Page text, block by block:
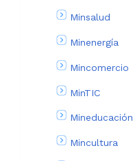
Minsalud
Minenergía
Mincomercio
MinTIC
Mineducación
Mincultura